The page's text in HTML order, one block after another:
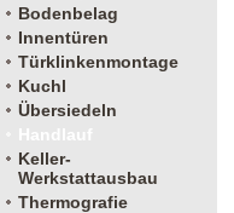
Bodenbelag
Innentüren
Türklinkenmontage
Kuchl
Übersiedeln
Keller-
Werkstattausbau
Thermografie